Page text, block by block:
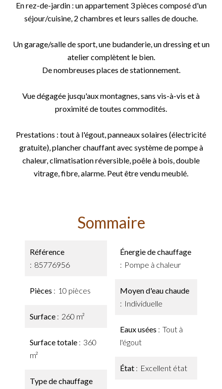
En rez-de-jardin : un appartement 3 pièces composé d'un
séjour/cuisine, 2 chambres et leurs salles de douche.
Un garage/salle de sport, une budanderie, un dressing et un
atelier complètent le bien.
De nombreuses places de stationnement.
Vue dégagée jusqu'aux montagnes, sans vis-à-vis et à
proximité de toutes commodités.
Prestations : tout à l'égout, panneaux solaires (électricité
gratuite), plancher chauffant avec système de pompe à
chaleur, climatisation réversible, poêle à bois, double
vitrage, fibre, alarme. Peut être vendu meublé.
Sommaire
Référence
85776956
Pièces 10 pièces
Surface 260 m²
Surface totale
360
m²
Type de chauffage
Énergie de chauffage
Pompe à chaleur
Moyen d'eau chaude
Individuelle
Eaux usées
Tout à
l'égout
État Excellent état